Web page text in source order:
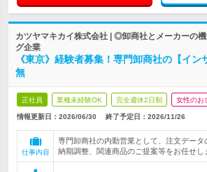
カツヤマキカイ株式会社 | ◎卸商社とメーカーの
グ企業
《東京》経験者募集！専門卸商社の【イ
無
正社員 業種未経験OK 完全週休2日制 女性のお
情報更新日：2026/06/30 終了予定日： 2026/11/26
仕事内容
専門卸商社の内勤営業として、注文デー
納期調整、関連商品のご提案等をお任せし